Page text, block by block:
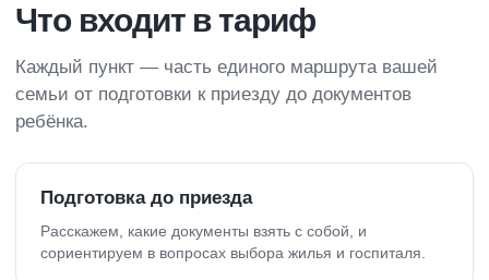
Что входит в тариф
Каждый пункт — часть единого маршрута вашей
семьи от подготовки к приезду до документов
ребёнка.
Подготовка до приезда
Расскажем, какие документы взять с собой, и
сориентируем в вопросах выбора жилья и госпиталя.